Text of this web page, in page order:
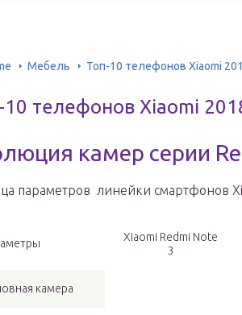
Мебель Топ-10 телефонов Xiaomi
10 телефонов Xiaomi
камер серии
параметров линейки смартфонов
Xiaomi Redmi Note
3
камера